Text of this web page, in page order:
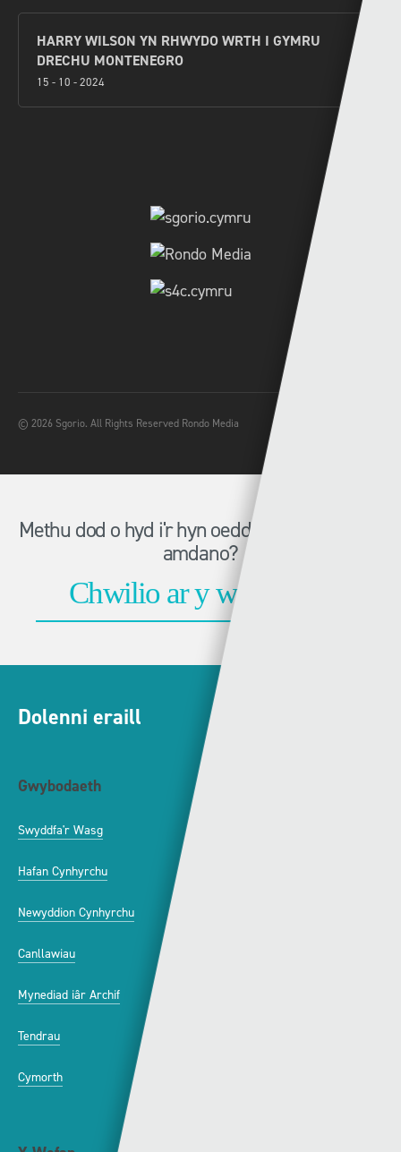
HARRY WILSON YN RHWYDO WRTH I GYMRU
DRECHU MONTENEGRO
15 - 10 - 2024
© 2026 Sgorio. All Rights Reserved Rondo Media
Methu dod o hyd i'r hyn oeddech chi'n chwilio
amdano?
Dolenni eraill
Gwybodaeth
Swyddfa'r Wasg
Hafan Cynhyrchu
Newyddion Cynhyrchu
Canllawiau
Mynediad iâr Archif
Tendrau
Cymorth